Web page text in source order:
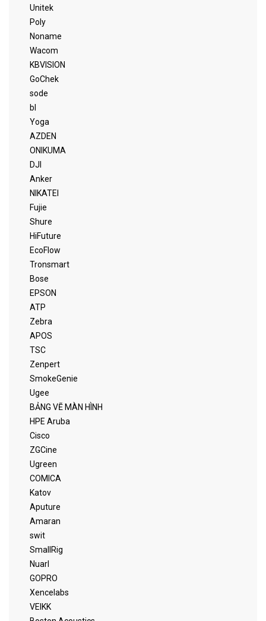
Unitek
Poly
Noname
Wacom
KBVISION
GoChek
sode
bl
Yoga
AZDEN
ONIKUMA
DJI
Anker
NIKATEI
Fujie
Shure
HiFuture
EcoFlow
Tronsmart
Bose
EPSON
ATP
Zebra
APOS
TSC
Zenpert
SmokeGenie
Ugee
BẢNG VẼ MÀN HÌNH
HPE Aruba
Cisco
ZGCine
Ugreen
COMICA
Katov
Aputure
Amaran
swit
SmallRig
Nuarl
GOPRO
Xencelabs
VEIKK